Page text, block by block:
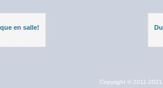
en salle!
Copyright © 2011-